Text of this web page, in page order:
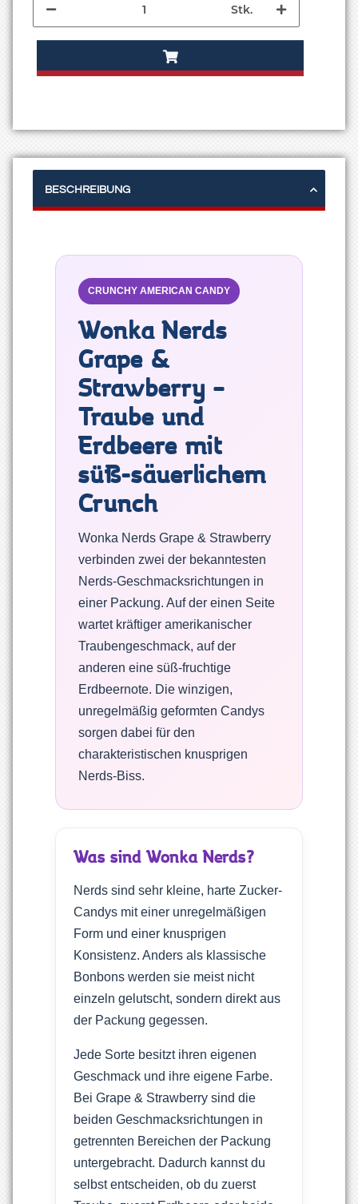
Stk.
BESCHREIBUNG
CRUNCHY AMERICAN CANDY
Wonka Nerds
Grape &
Strawberry –
Traube und
Erdbeere mit
süß-säuerlichem
Crunch
Wonka Nerds Grape & Strawberry
verbinden zwei der bekanntesten
Nerds-Geschmacksrichtungen in
einer Packung. Auf der einen Seite
wartet kräftiger amerikanischer
Traubengeschmack, auf der
anderen eine süß-fruchtige
Erdbeernote. Die winzigen,
unregelmäßig geformten Candys
sorgen dabei für den
charakteristischen knusprigen
Nerds-Biss.
Was sind Wonka Nerds?
Nerds sind sehr kleine, harte Zucker-
Candys mit einer unregelmäßigen
Form und einer knusprigen
Konsistenz. Anders als klassische
Bonbons werden sie meist nicht
einzeln gelutscht, sondern direkt aus
der Packung gegessen.
Jede Sorte besitzt ihren eigenen
Geschmack und ihre eigene Farbe.
Bei Grape & Strawberry sind die
beiden Geschmacksrichtungen in
getrennten Bereichen der Packung
untergebracht. Dadurch kannst du
selbst entscheiden, ob du zuerst